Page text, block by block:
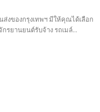
งของกรุงเทพฯ มีให้คุณได้เลือก
รยานยนต์รับจ้าง รถเมล์...